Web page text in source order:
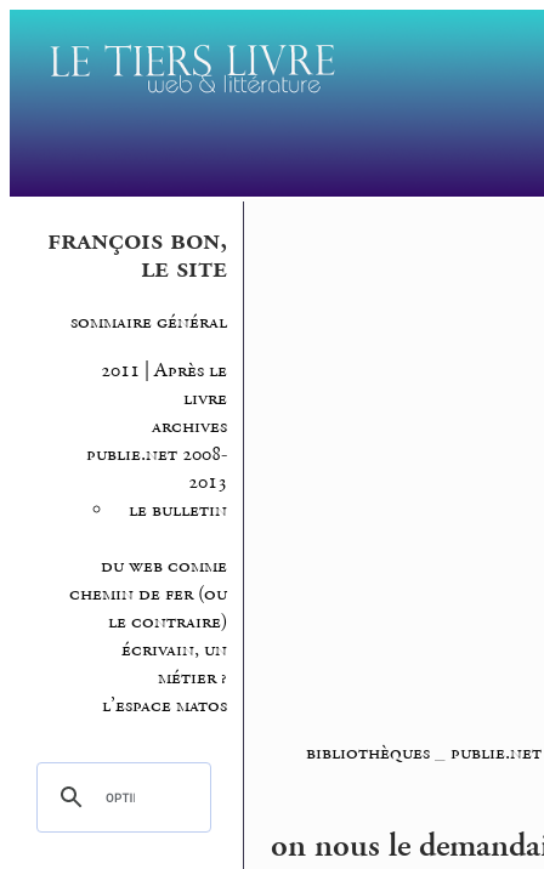
françois bon,
le site
sommaire général
2011 | Après le
livre
archives
publie.net 2008-
2013
le bulletin
du web comme
chemin de fer (ou
le contraire)
écrivain, un
métier ?
l’espace matos
bibliothèques_ publie.net
on nous le